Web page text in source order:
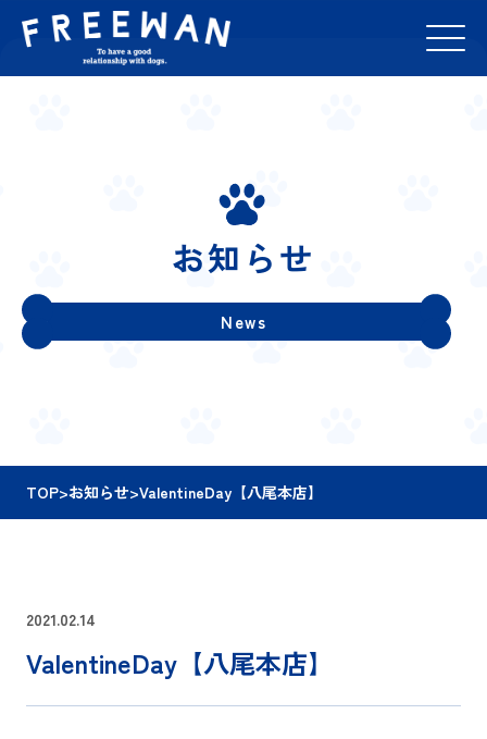
お知らせ
News
TOP>お知らせ>ValentineDay【八尾本店】
2021.02.14
ValentineDay【八尾本店】